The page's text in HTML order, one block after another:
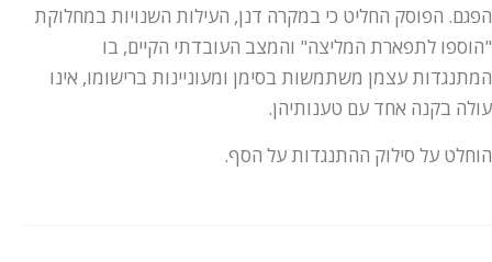
הפגם. הפוסק החליט כי במקרה דנן, העילות השנויות במחלוקת
"הוספו לתפארת המליצה" והמצב העובדתי הקיים, בו
המתנגדות עצמן משתמשות בסימן ומעוניינות ברישומו, אינו
עולה בקנה אחד עם טענותיהן.
הוחלט על סילוק ההתנגדות על הסף.